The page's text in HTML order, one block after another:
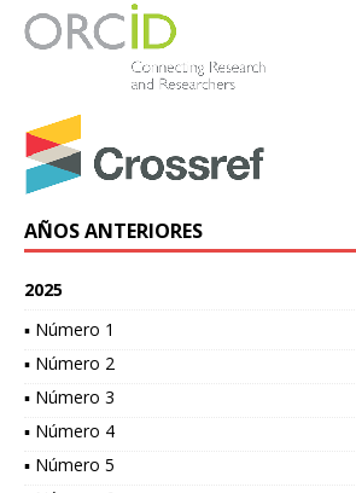
AÑOS ANTERIORES
2025
▪ Número 1
▪ Número 2
▪ Número 3
▪ Número 4
▪ Número 5